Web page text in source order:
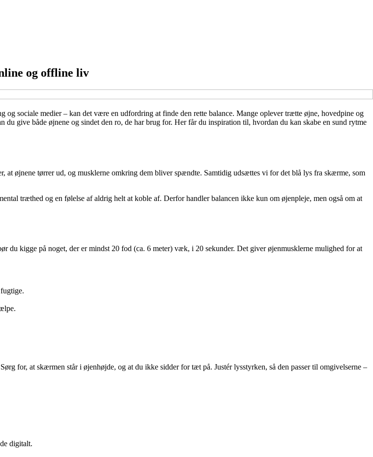
og offline liv
sociale medier – kan det være en udfordring at finde den rette balance. Mange oplever trætte øjne, hovedpine og
give både øjnene og sindet den ro, de har brug for. Her får du inspiration til, hvordan du kan skabe en sund rytme
øjnene tørrer ud, og musklerne omkring dem bliver spændte. Samtidig udsættes vi for det blå lys fra skærme, som
træthed og en følelse af aldrig helt at koble af. Derfor handler balancen ikke kun om øjenpleje, men også om at
du kigge på noget, der er mindst 20 fod (ca. 6 meter) væk, i 20 sekunder. Det giver øjenmusklerne mulighed for at
for, at skærmen står i øjenhøjde, og at du ikke sidder for tæt på. Justér lysstyrken, så den passer til omgivelserne –
digitalt.